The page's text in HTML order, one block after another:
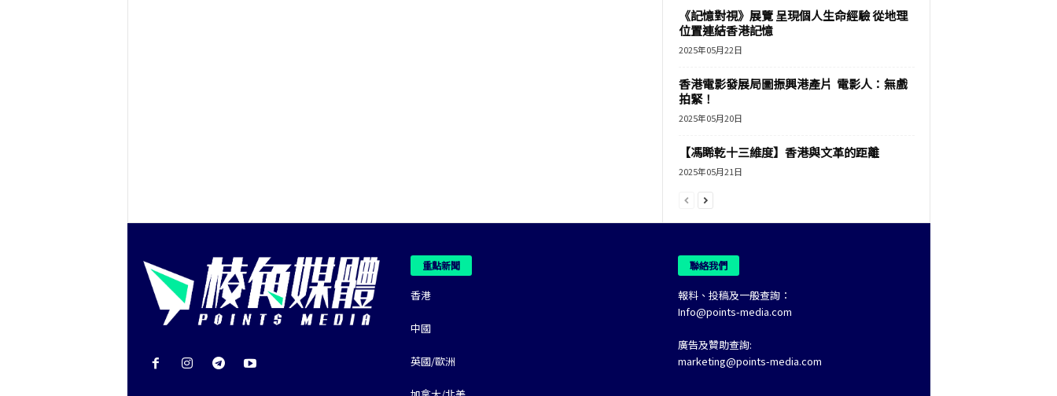
《記憶對視》展覽 呈現個人生命經驗 從地理
位置連結香港記憶
2025年05月22日
香港電影發展局圖振興港產片 電影人：無戲
拍緊！
2025年05月20日
【馮睎乾十三維度】香港與文革的距離
2025年05月21日
重點新聞
香港
中國
英國/歐洲
聯絡我們
報料、投稿及一般查詢：
Info@points-media.com
廣告及贊助查詢:
marketing@points-media.com